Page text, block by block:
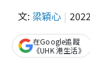
文: 梁穎心
在Google追蹤
《UHK 港生活》